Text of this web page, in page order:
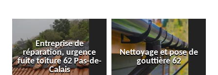
de
urgence
62 Pas-de-
Calais
Nettoyage et pose de
gouttière 62
Pose et